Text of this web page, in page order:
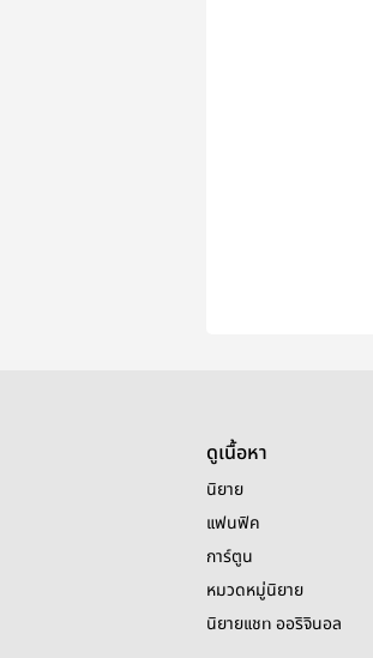
ดูเนื้อหา
นิยาย
แฟนฟิค
การ์ตูน
หมวดหมู่นิยาย
นิยายแชท ออริจินอล